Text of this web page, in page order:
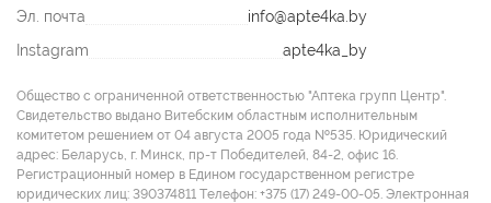
Эл. почта
info@apte4ka.by
Instagram
apte4ka_by
Общество с ограниченной ответственностью "Аптека групп Центр".
Свидетельство выдано Витебским областным исполнительным
комитетом решением от 04 августа 2005 года №535. Юридический
адрес: Беларусь, г. Минск, пр-т Победителей, 84-2, офис 16.
Регистрационный номер в Едином государственном регистре
юридических лиц: 390374811 Tелефон: +375 (17) 249-00-05. Электронная